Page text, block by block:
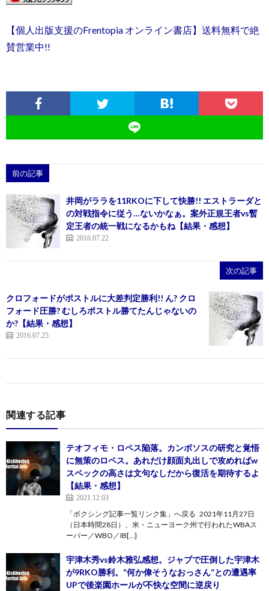
【個人出版支援のFrentopia オンライン書店】送料無料で絶
賛営業中!!
前の記事
井岡がララを11RKOに下して快勝!! エストラーダと
の対戦指令に従う…ないかなぁ。案外正規王者vs暫
定王者の統一戦になるかもね【結果・感想】
2016.07.22
次の記事
クロフォードがポストルに大差判定勝利!! ん? クロ
フォード圧勝? むしろポストル勝てたんじゃないの
か?【結果・感想】
2016.07.25
関連する記事
テオフィモ・ロペス陥落。カンボソスの研究と覚悟
に無策のロペス。あれだけ顔面丸出しで攻めればw
スペックの高さは文句なしだから復活を期待するよ
【結果・感想】
2021.12.03
「ボクシング記事一覧リンク集」へ戻る 2021年11月27日
（日本時間28日）、米・ニューヨーク州で行われたWBAス
ーパー／WBO／IB[…]
宇津木秀vs鈴木雅弘感想。ジャブで圧倒した宇津木
が9RKO勝利。“何か偉そうなおっさん”との遭遇率
UPで後楽園ホールが不快な空間に逆戻り